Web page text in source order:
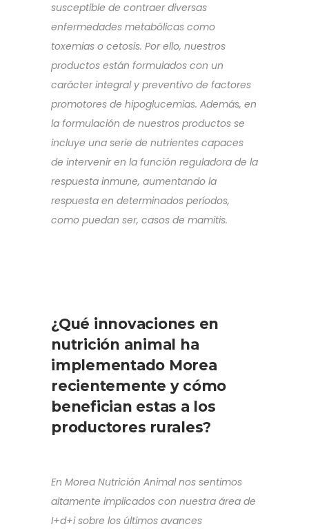
susceptible de contraer diversas
enfermedades metabólicas como
toxemias o cetosis. Por ello, nuestros
productos están formulados con un
carácter integral y preventivo de factores
promotores de hipoglucemias. Además, en
la formulación de nuestros productos se
incluye una serie de nutrientes capaces
de intervenir en la función reguladora de la
respuesta inmune, aumentando la
respuesta en determinados períodos,
como puedan ser, casos de mamitis.
¿Qué innovaciones en
nutrición animal ha
implementado Morea
recientemente y cómo
benefician estas a los
productores rurales?
En Morea Nutrición Animal nos sentimos
altamente implicados con nuestra área de
I+d+i sobre los últimos avances